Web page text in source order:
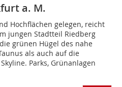
a. M.
Hochflächen gelegen, reicht
jungen Stadtteil Riedberg
grünen Hügel des nahe
als auch auf die
Parks, Grünanlagen